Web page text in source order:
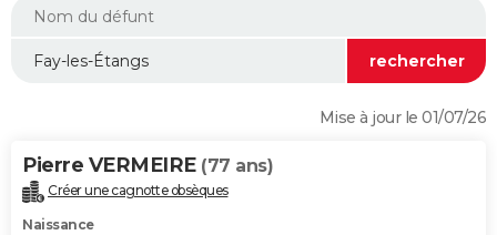
Forum
Aménagement intérieur
Extérieur
Cuisine
Salle de bains
Jardinage
Rangement
WEEK-END
Guides de France
Escapades
Patrimoine
Expositions
Musées
Week-end nature
LIFESTYLE
Alimentation
Guide de la santé
Maladies
Médicaments
Sommeil
VOYAGE
Destinations
City break
Voyage nature
Voyage de noces
Forum
Climat
+PHOTO
Mise à jour le 01/07/26
Pierre VERMEIRE (77 ans)
Créer une cagnotte obsèques
Naissance